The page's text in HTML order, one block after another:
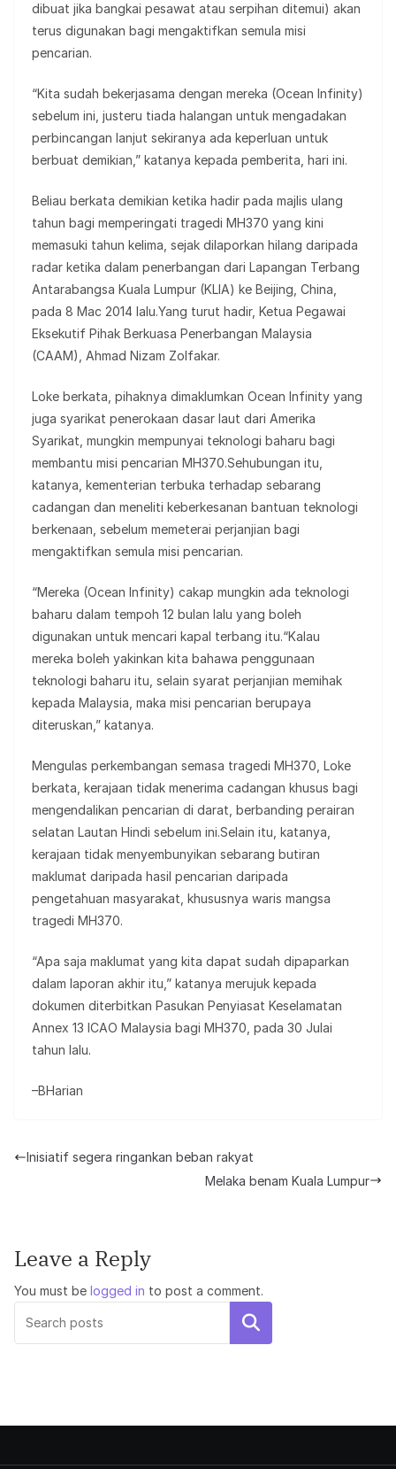
dibuat jika bangkai pesawat atau serpihan ditemui) akan
terus digunakan bagi mengaktifkan semula misi
pencarian.
“Kita sudah bekerjasama dengan mereka (Ocean Infinity)
sebelum ini, justeru tiada halangan untuk mengadakan
perbincangan lanjut sekiranya ada keperluan untuk
berbuat demikian,” katanya kepada pemberita, hari ini.
Beliau berkata demikian ketika hadir pada majlis ulang
tahun bagi memperingati tragedi MH370 yang kini
memasuki tahun kelima, sejak dilaporkan hilang daripada
radar ketika dalam penerbangan dari Lapangan Terbang
Antarabangsa Kuala Lumpur (KLIA) ke Beijing, China,
pada 8 Mac 2014 lalu.Yang turut hadir, Ketua Pegawai
Eksekutif Pihak Berkuasa Penerbangan Malaysia
(CAAM), Ahmad Nizam Zolfakar.
Loke berkata, pihaknya dimaklumkan Ocean Infinity yang
juga syarikat penerokaan dasar laut dari Amerika
Syarikat, mungkin mempunyai teknologi baharu bagi
membantu misi pencarian MH370.Sehubungan itu,
katanya, kementerian terbuka terhadap sebarang
cadangan dan meneliti keberkesanan bantuan teknologi
berkenaan, sebelum memeterai perjanjian bagi
mengaktifkan semula misi pencarian.
“Mereka (Ocean Infinity) cakap mungkin ada teknologi
baharu dalam tempoh 12 bulan lalu yang boleh
digunakan untuk mencari kapal terbang itu.“Kalau
mereka boleh yakinkan kita bahawa penggunaan
teknologi baharu itu, selain syarat perjanjian memihak
kepada Malaysia, maka misi pencarian berupaya
diteruskan,” katanya.
Mengulas perkembangan semasa tragedi MH370, Loke
berkata, kerajaan tidak menerima cadangan khusus bagi
mengendalikan pencarian di darat, berbanding perairan
selatan Lautan Hindi sebelum ini.Selain itu, katanya,
kerajaan tidak menyembunyikan sebarang butiran
maklumat daripada hasil pencarian daripada
pengetahuan masyarakat, khususnya waris mangsa
tragedi MH370.
“Apa saja maklumat yang kita dapat sudah dipaparkan
dalam laporan akhir itu,” katanya merujuk kepada
dokumen diterbitkan Pasukan Penyiasat Keselamatan
Annex 13 ICAO Malaysia bagi MH370, pada 30 Julai
tahun lalu.
–BHarian
Inisiatif segera ringankan beban rakyat
Melaka benam Kuala Lumpur
Leave a Reply
You must be logged in to post a comment.
Search